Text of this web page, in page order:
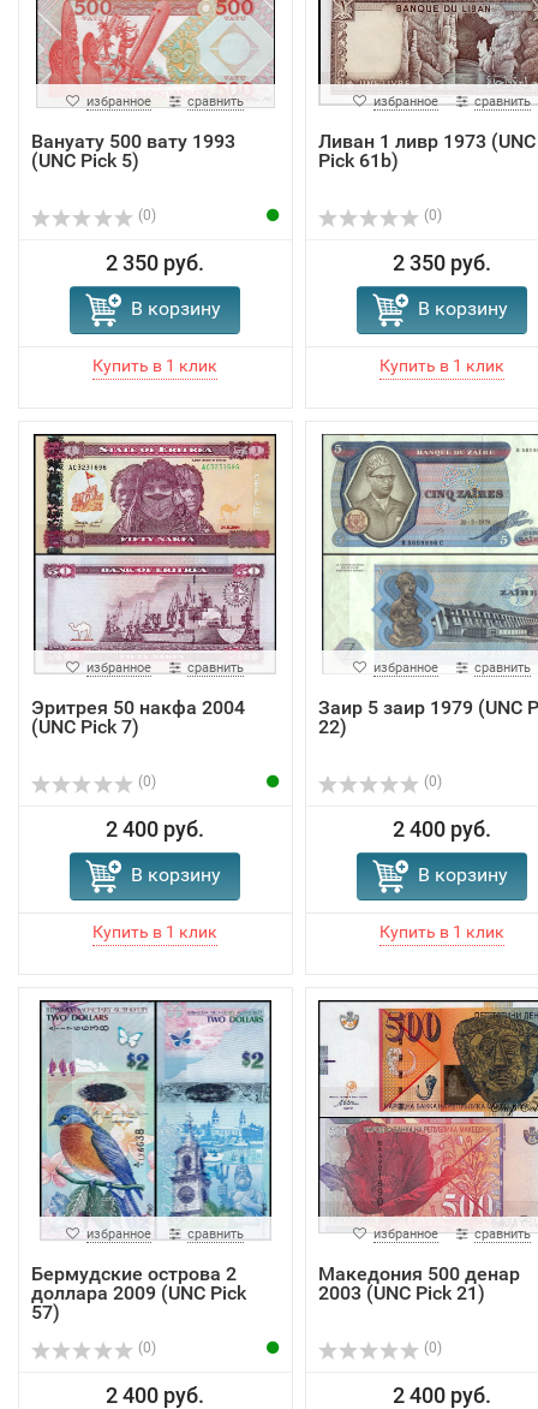
избранное сравнить
Вануату 500 вату 1993
(UNC Pick 5)
(0)
2 350 руб.
В корзину
избранное сравнить
Ливан 1 ливр 1973 (UNC
Pick 61b)
(0)
2 350 руб.
В корзину
избранное сравнить
Эритрея 50 накфа 2004
(UNC Pick 7)
(0)
2 400 руб.
В корзину
избранное сравнить
Заир 5 заир 1979 (UNC
22)
(0)
2 400 руб.
В корзину
избранное сравнить
Бермудские острова 2
доллара 2009 (UNC Pick
57)
(0)
2 400 руб.
избранное сравнить
Македония 500 денар
2003 (UNC Pick 21)
(0)
2 400 руб.